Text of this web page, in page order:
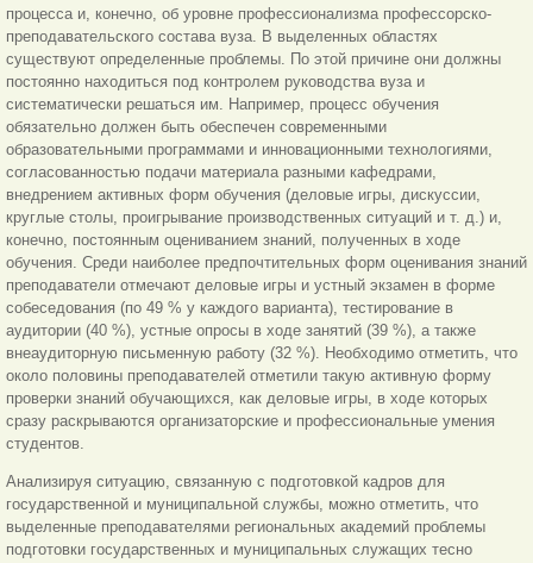
процесса и, конечно, об уровне профессионализма профессорско-
преподавательского состава вуза. В выделенных областях
существуют определенные проблемы. По этой причине они должны
постоянно находиться под контролем руководства вуза и
систематически решаться им. Например, процесс обучения
обязательно должен быть обеспечен современными
образовательными программами и инновационными технологиями,
согласованностью подачи материала разными кафедрами,
внедрением активных форм обучения (деловые игры, дискуссии,
круглые столы, проигрывание производственных ситуаций и т. д.) и,
конечно, постоянным оцениванием знаний, полученных в ходе
обучения. Среди наиболее предпочтительных форм оценивания знаний
преподаватели отмечают деловые игры и устный экзамен в форме
собеседования (по 49 % у каждого варианта), тестирование в
аудитории (40 %), устные опросы в ходе занятий (39 %), а также
внеаудиторную письменную работу (32 %). Необходимо отметить, что
около половины преподавателей отметили такую активную форму
проверки знаний обучающихся, как деловые игры, в ходе которых
сразу раскрываются организаторские и профессиональные умения
студентов.
Анализируя ситуацию, связанную с подготовкой кадров для
государственной и муниципальной службы, можно отметить, что
выделенные преподавателями региональных академий проблемы
подготовки государственных и муниципальных служащих тесно